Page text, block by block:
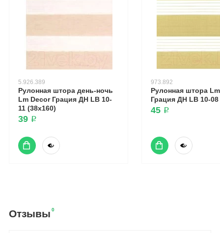
5.926.389
Рулонная штора день-ночь
Lm Decor Грация ДН LB 10-
11 (38x160)
39 ₽
973.892
Рулонная штора
Грация ДН LB 10-08
45 ₽
Отзывы 0